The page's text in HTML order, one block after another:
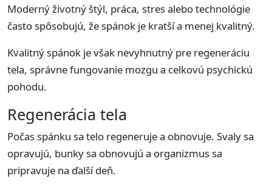
Moderný životný štýl, práca, stres alebo technológie
často spôsobujú, že spánok je kratší a menej kvalitný.
Kvalitný spánok je však nevyhnutný pre regeneráciu
tela, správne fungovanie mozgu a celkovú psychickú
pohodu.
Regenerácia tela
Počas spánku sa telo regeneruje a obnovuje. Svaly sa
opravujú, bunky sa obnovujú a organizmus sa
pripravuje na ďalší deň.